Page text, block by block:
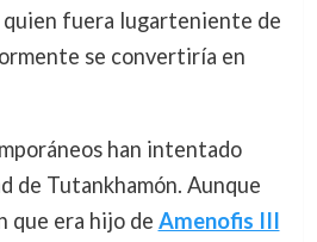
quien fuera lugarteniente de
se convertiría en
han intentado
de Tutankhamón. Aunque
que era hijo de Amenofis III